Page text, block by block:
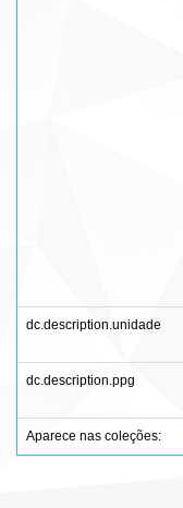
dc.description.unidade
dc.description.ppg
Aparece nas coleções: